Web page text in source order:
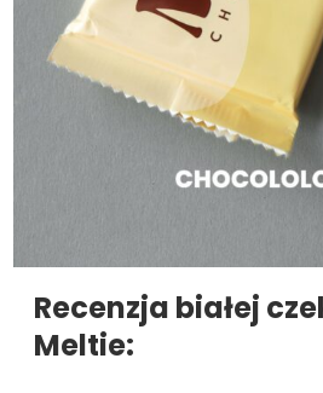
Recenzja białej
Meltie: